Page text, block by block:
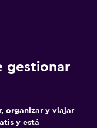
gestionar
organizar y viajar
y está